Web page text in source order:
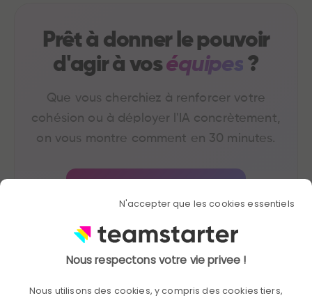
Prêt à donner le pouvoir
d'agir à voséquipes ?
Que vous cherchiez à renforcer votre
cohésion ou à déployer l'IA concrètement,
on vous montre comment en 30 minutes.
N'accepter que les cookies essentiels
Nous respectons votre vie privee !
Nous utilisons des cookies, y compris des cookies tiers,